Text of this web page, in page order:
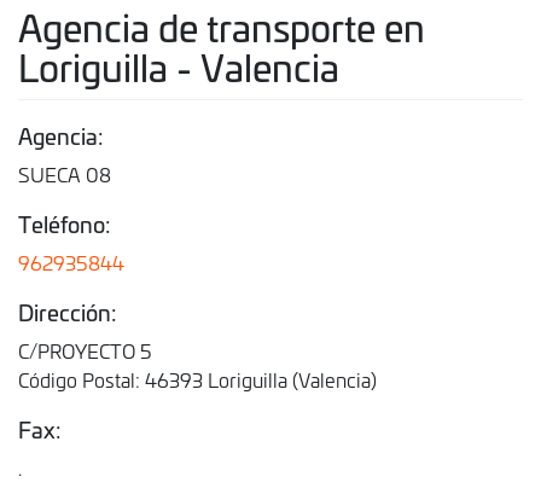
Agencia de transporte en
Loriguilla - Valencia
Agencia:
SUECA 08
Teléfono:
962935844
Dirección:
C/PROYECTO 5
Código Postal: 46393 Loriguilla (Valencia)
Fax:
.